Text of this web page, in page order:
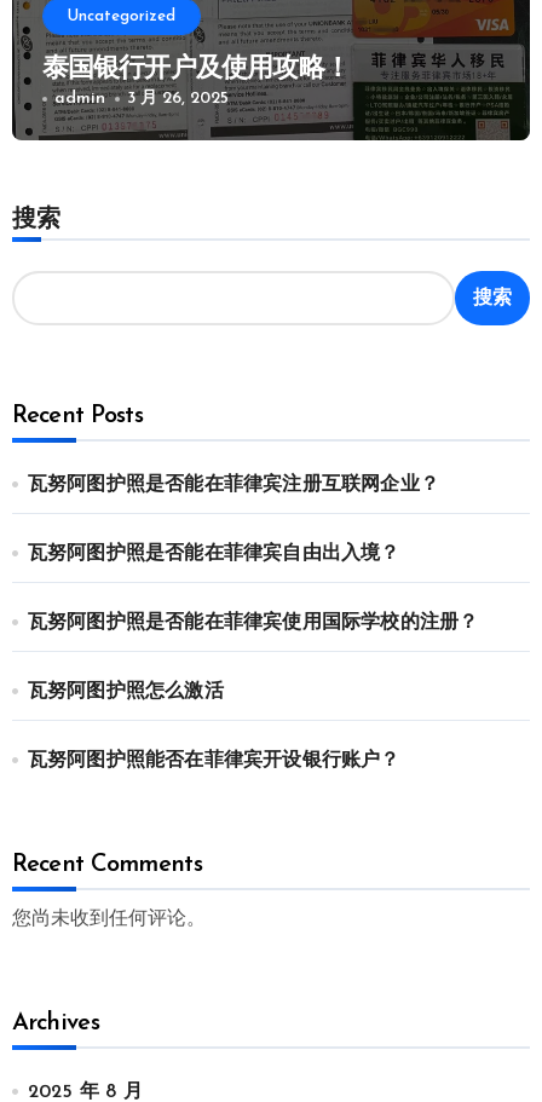
Uncategorized
泰国银行开户及使用攻略！
admin 3 月 26, 2025
搜索
搜索
Recent Posts
瓦努阿图护照是否能在菲律宾注册互联网企业？
瓦努阿图护照是否能在菲律宾自由出入境？
瓦努阿图护照是否能在菲律宾使用国际学校的注册？
瓦努阿图护照怎么激活
瓦努阿图护照能否在菲律宾开设银行账户？
Recent Comments
您尚未收到任何评论。
Archives
2025 年 8 月